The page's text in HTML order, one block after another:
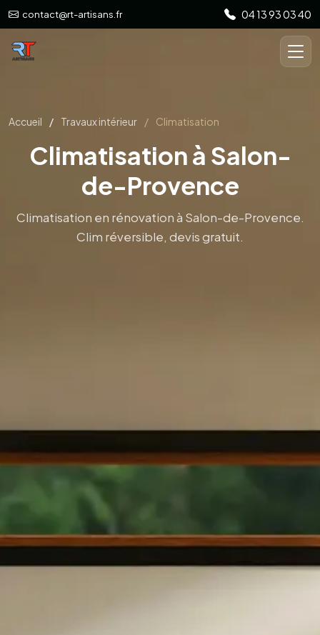
Clim réversible, devis gratuit.